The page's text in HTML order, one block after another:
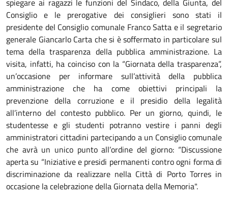
spiegare ai ragazzi le funzioni del Sindaco, della Giunta, del
Consiglio e le prerogative dei consiglieri sono stati il
presidente del Consiglio comunale Franco Satta e il segretario
generale Giancarlo Carta che si è soffermato in particolare sul
tema della trasparenza della pubblica amministrazione. La
visita, infatti, ha coinciso con la “Giornata della trasparenza”,
un’occasione per informare sull’attività della pubblica
amministrazione che ha come obiettivi principali la
prevenzione della corruzione e il presidio della legalità
all’interno del contesto pubblico. Per un giorno, quindi, le
studentesse e gli studenti potranno vestire i panni degli
amministratori cittadini partecipando a un Consiglio comunale
che avrà un unico punto all’ordine del giorno: “Discussione
aperta su “Iniziative e presidi permanenti contro ogni forma di
discriminazione da realizzare nella Città di Porto Torres in
occasione la celebrazione della Giornata della Memoria".